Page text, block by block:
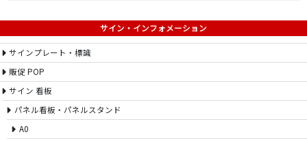
サイン・インフォメーション
サインプレート・標識
販促 POP
サイン 看板
パネル看板・パネルスタンド
A0